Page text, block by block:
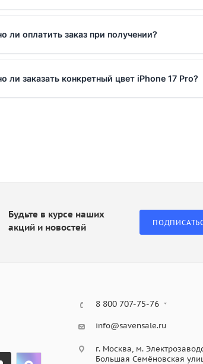
ли оплатить заказ при получении?
ли заказать конкретный цвет iPhone 17 Pro?
Будьте в курсе наших
акций и новостей
8 800 707-75-76
info@savensale.ru
г. Москва, м.
Большая Семёновская